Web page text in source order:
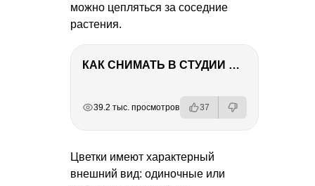
можно цепляться за соседние
растения.
КАК СНИМАТЬ В СТУДИИ СО ВСПЫШКАМИ
39.2 тыс. просмотров 37
Цветки имеют характерный
внешний вид: одиночные или